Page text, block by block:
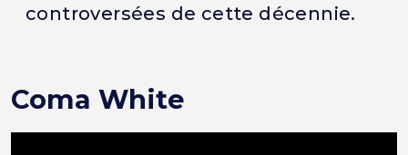
controversées de cette décennie.
Coma White